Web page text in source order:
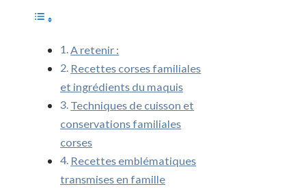
A retenir :
Recettes corses familiales
et ingrédients du maquis
Techniques de cuisson et
conservations familiales
corses
Recettes emblématiques
transmises en famille